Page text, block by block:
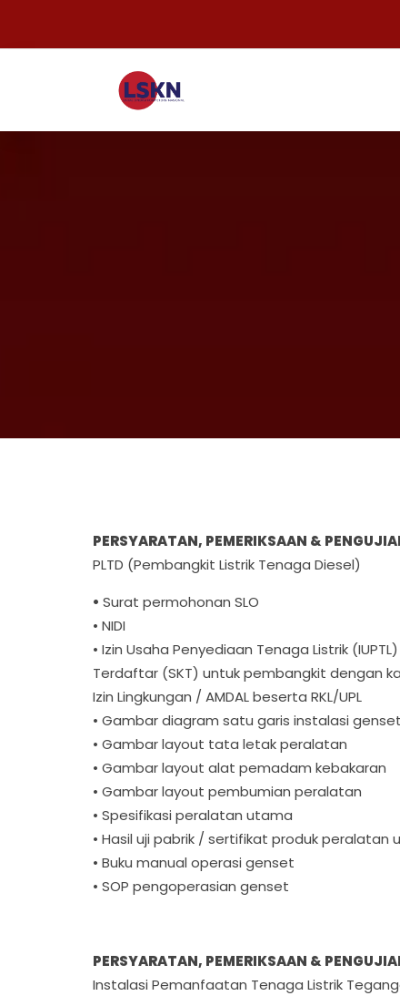
PERSYARATAN, PEMERIKSAAN &
PLTD (Pembangkit Listrik Tenaga Diesel)
• Surat permohonan SLO
• NIDI
• Izin Usaha Penyediaan Tenaga Listrik
Terdaftar (SKT) untuk pembangkit dengan
Izin Lingkungan / AMDAL beserta RKL/UPL
• Gambar diagram satu garis instalasi
• Gambar layout tata letak peralatan
• Gambar layout alat pemadam kebakaran
• Gambar layout pembumian peralatan
• Spesifikasi peralatan utama
• Hasil uji pabrik / sertifikat produk peralatan
• Buku manual operasi genset
• SOP pengoperasian genset
PERSYARATAN, PEMERIKSAAN &
Instalasi Pemanfaatan Tenaga Listrik